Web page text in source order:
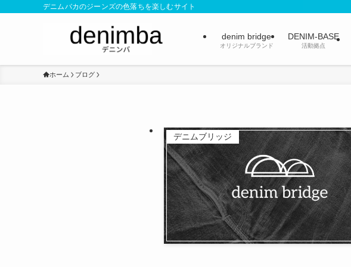
デニムバカのジーンズの色落ちを楽しむサイト
denim bridge
オリジナルブランド
DENIM-BASE
活動拠点
ホーム ブログ
デニムブリッジ